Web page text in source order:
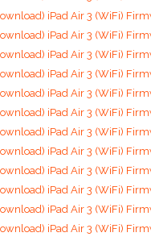
iPad Air 3 (WiFi)
iPad Air 3 (WiFi)
iPad Air 3 (WiFi)
iPad Air 3 (WiFi)
iPad Air 3 (WiFi)
iPad Air 3 (WiFi)
iPad Air 3 (WiFi)
iPad Air 3 (WiFi)
iPad Air 3 (WiFi)
iPad Air 3 (WiFi)
iPad Air 3 (WiFi)
iPad Air 3 (WiFi)